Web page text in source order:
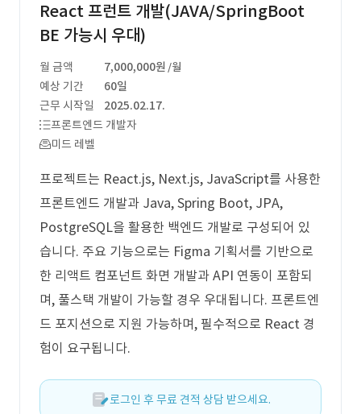
React 프런트 개발(JAVA/SpringBoot
BE 가능시 우대)
월 금액 7,000,000원 /월
예상 기간
60일
근무 시작일
2025.02.17.
프론트엔드 개발자
미드 레벨
프로젝트는 React.js, Next.js, JavaScript를 사용한
프론트엔드 개발과 Java, Spring Boot, JPA,
PostgreSQL을 활용한 백엔드 개발로 구성되어 있
습니다. 주요 기능으로는 Figma 기획서를 기반으로
한 리액트 컴포넌트 화면 개발과 API 연동이 포함되
며, 풀스택 개발이 가능할 경우 우대됩니다. 프론트엔
드 포지션으로 지원 가능하며, 필수적으로 React 경
험이 요구됩니다.
로그인 후 무료 견적 상담 받으세요.